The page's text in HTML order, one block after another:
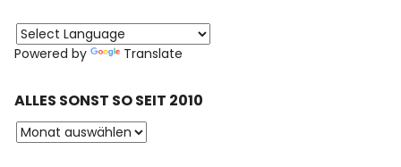
Powered by Translate
ALLES SONST SO SEIT 2010